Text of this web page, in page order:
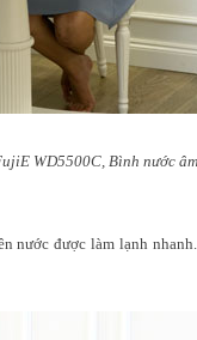
WD5500C, Bình nước
nước được làm lạnh